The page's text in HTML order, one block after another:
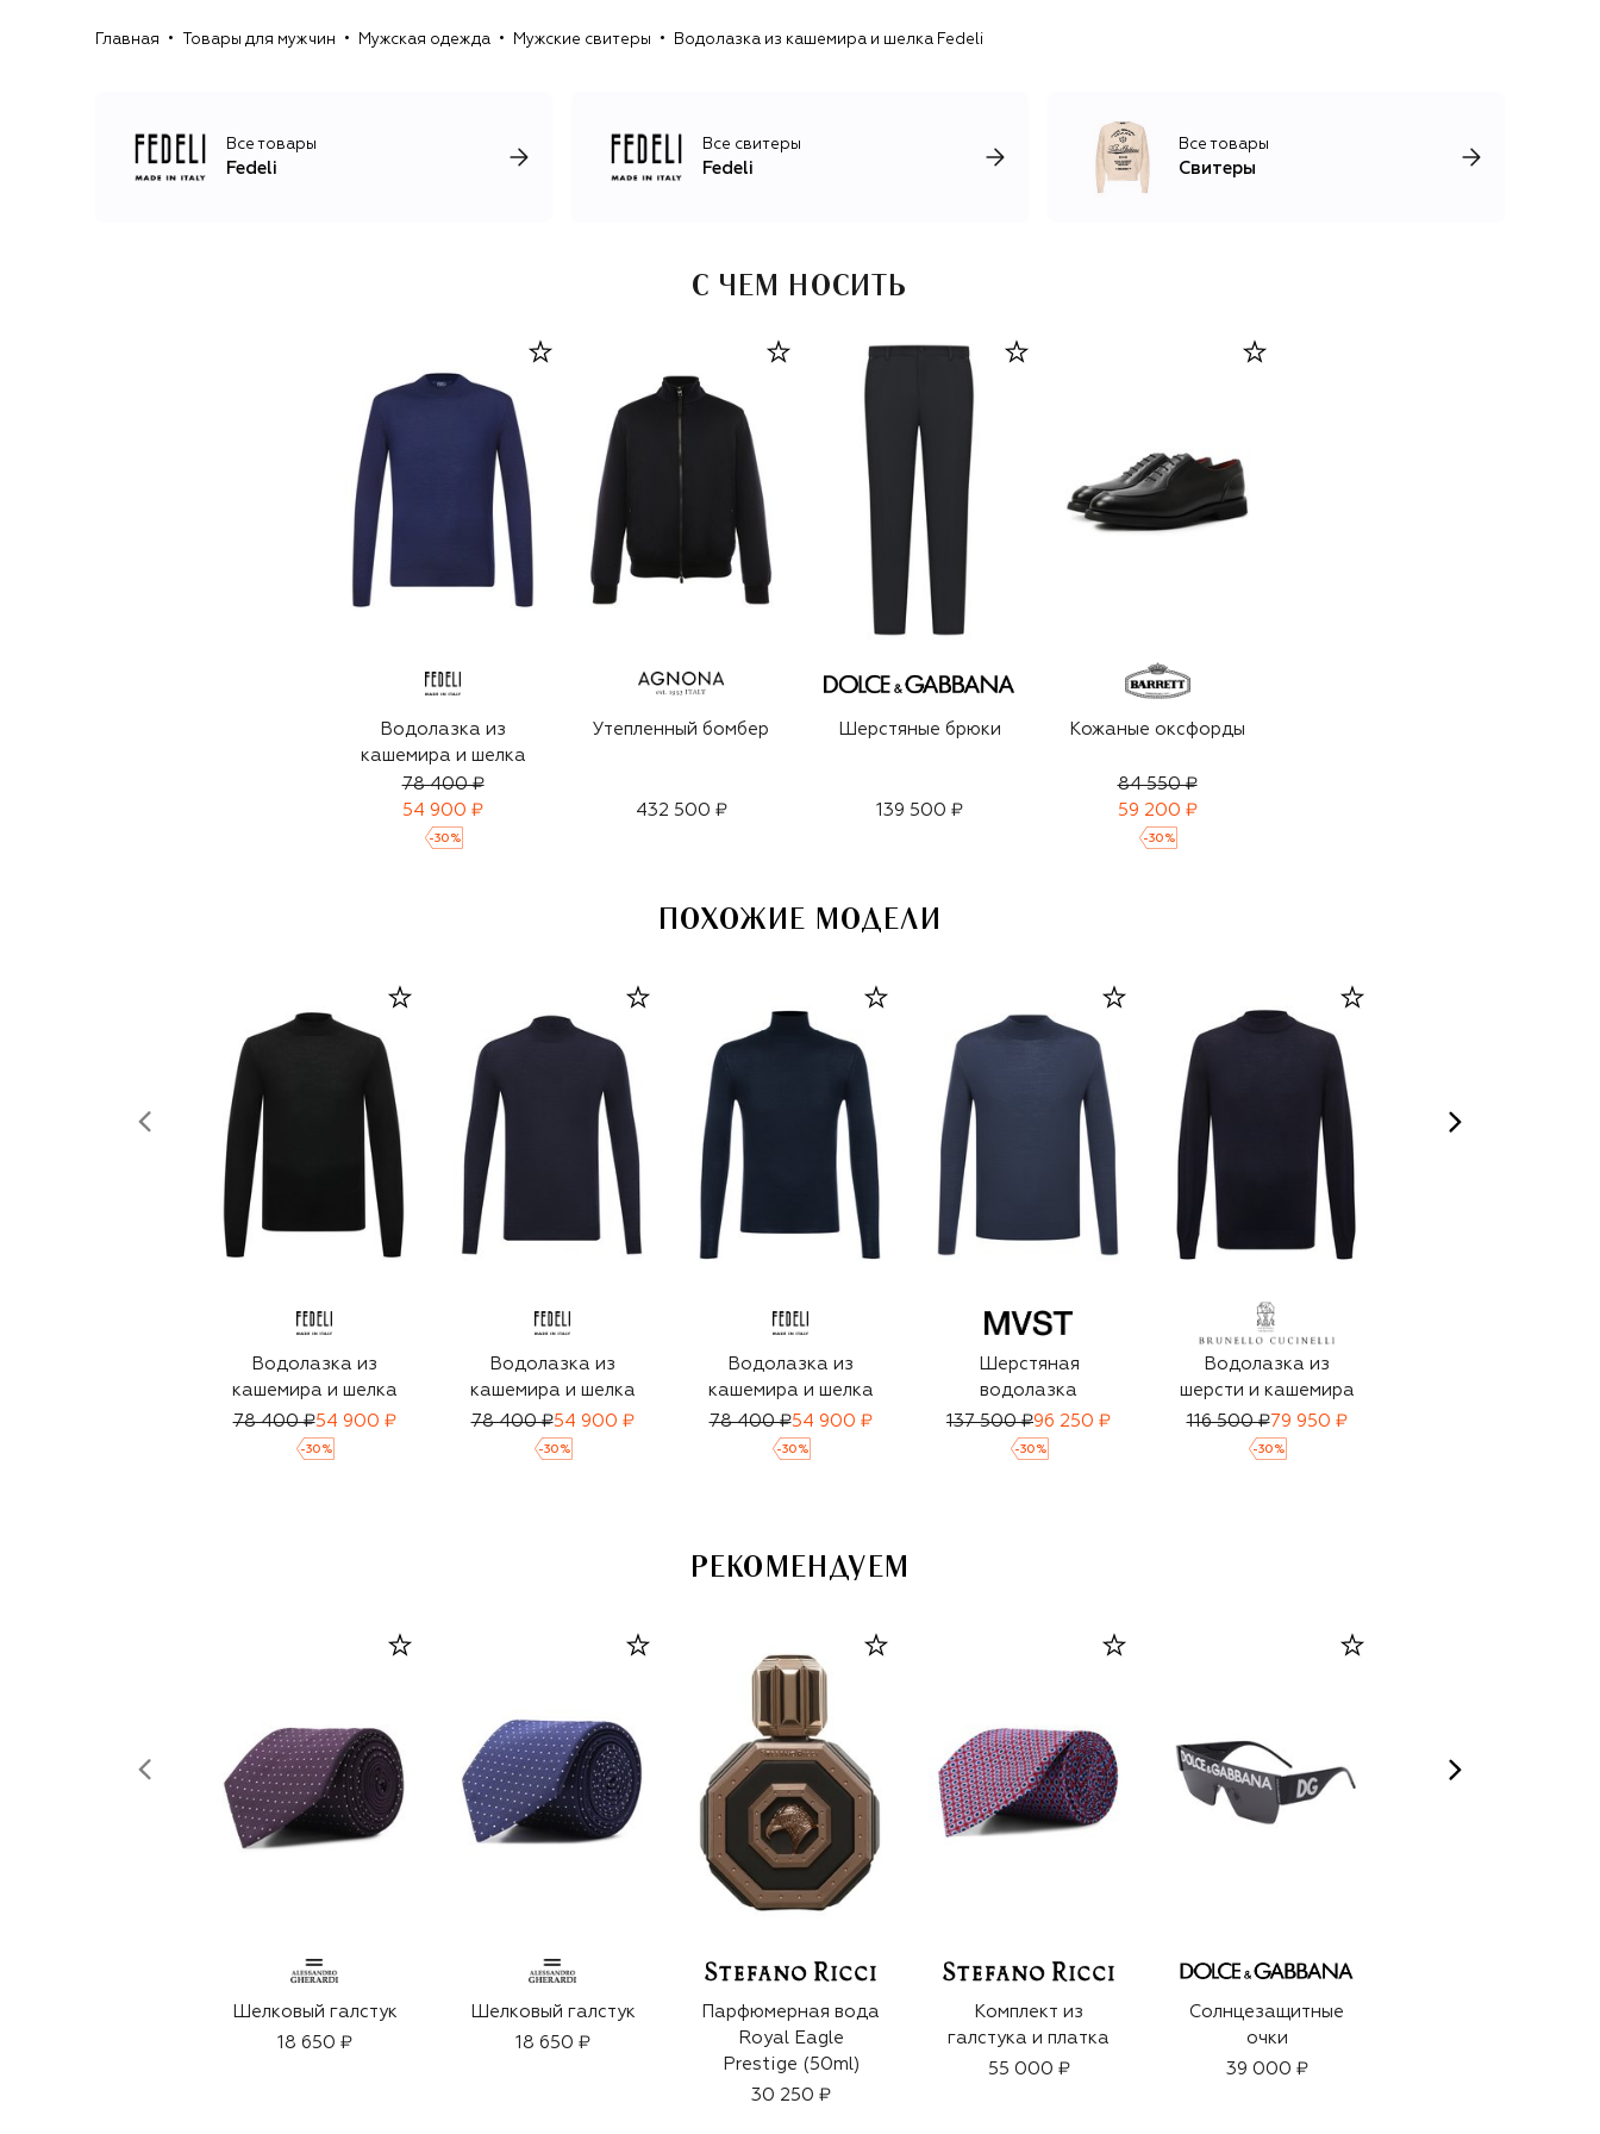
Главная Товары для мужчин Мужская одежда Мужские свитеры Водолазка из кашемира и шелка Fedeli
Все товары
Fedeli
Все свитеры
Fedeli
Все товары
Свитеры
С ЧЕМ НОСИТЬ
Водолазка из
кашемира и шелка
78 400 ₽
54 900 ₽
-30 %
Утепленный бомбер
432 500 ₽
Шерстяные брюки
139 500 ₽
Кожаные оксфорды
84 550 ₽
59 200 ₽
-30 %
ПОХОЖИЕ МОДЕЛИ
Водолазка из
кашемира и шелка
78 400 ₽54 900 ₽
-30 %
Водолазка из
кашемира и шелка
78 400 ₽54 900 ₽
-30 %
Водолазка из
кашемира и шелка
78 400 ₽54 900 ₽
-30 %
Шерстяная
водолазка
137 500 ₽96 250 ₽
-30 %
Водолазка из
шерсти и кашемира
116 500 ₽79 950 ₽
-30 %
РЕКОМЕНДУЕМ
Шелковый галстук
18 650 ₽
Шелковый галстук
18 650 ₽
Парфюмерная вода
Royal Eagle
Prestige (50ml)
30 250 ₽
Комплект из
галстука и платка
55 000 ₽
Солнцезащитные
очки
39 000 ₽